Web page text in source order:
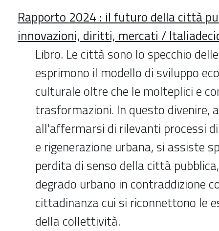
Rapporto 2024 : il futuro della città
innovazioni, diritti, mercati /
Libro. Le città sono lo specchio
esprimono il modello di sviluppo
culturale oltre che le molteplici e
trasformazioni. In questo divenire,
all'affermarsi di rilevanti processi
e rigenerazione urbana, si assiste
perdita di senso della città
degrado urbano in contraddizione
cittadinanza cui si riconnettono le
della collettività.